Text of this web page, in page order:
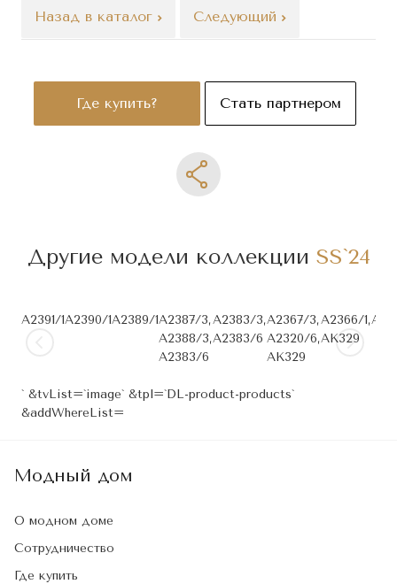
Назад в каталог Следующий
Где купить? Стать партнером
Другие модели коллекции SS`24
A2391/1A2390/1A2389/1A2387/3,
A2388/3,
A2383/6
A2383/3,
A2383/6
A2367/3,
A2320/6,
AK329
A2366/1,
AK329
` &tvList=`image` &tpl=`DL-product-products`
&addWhereList=
Модный дом
О модном доме
Сотрудничество
Где купить